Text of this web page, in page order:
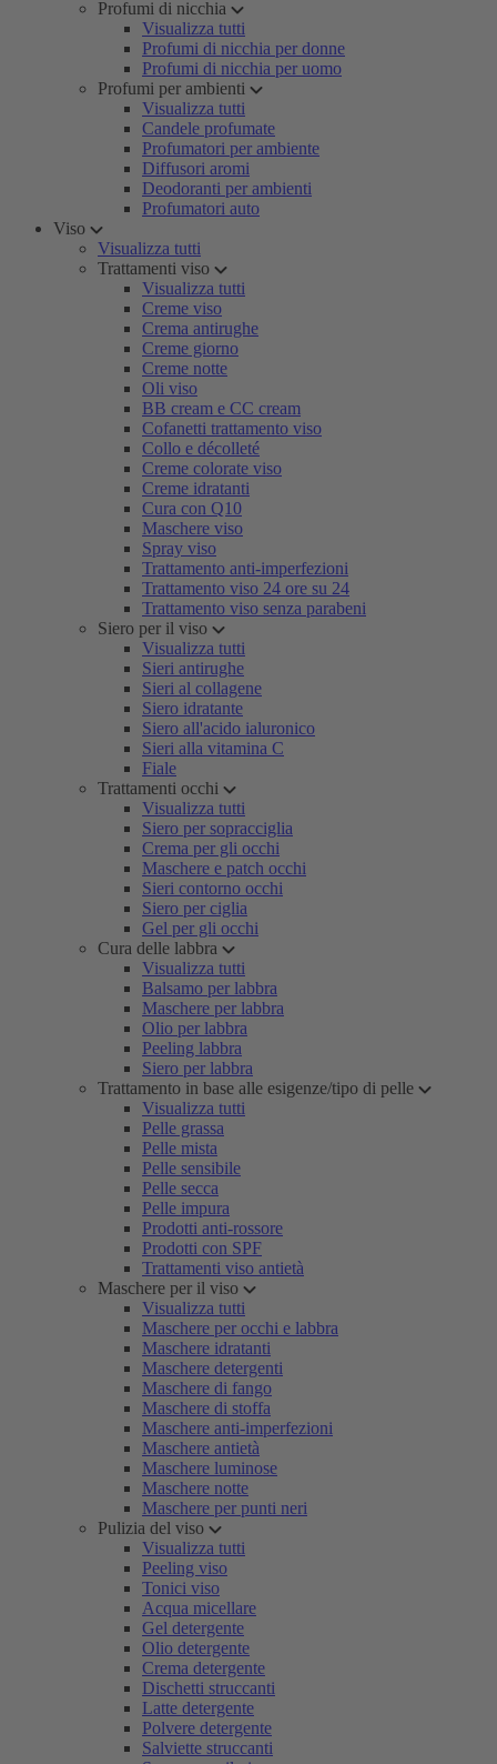
Profumi di nicchia
Visualizza tutti
Profumi di nicchia per donne
Profumi di nicchia per uomo
Profumi per ambienti
Visualizza tutti
Candele profumate
Profumatori per ambiente
Diffusori aromi
Deodoranti per ambienti
Profumatori auto
Viso
Visualizza tutti
Trattamenti viso
Visualizza tutti
Creme viso
Crema antirughe
Creme giorno
Creme notte
Oli viso
BB cream e CC cream
Cofanetti trattamento viso
Collo e décolleté
Creme colorate viso
Creme idratanti
Cura con Q10
Maschere viso
Spray viso
Trattamento anti-imperfezioni
Trattamento viso 24 ore su 24
Trattamento viso senza parabeni
Siero per il viso
Visualizza tutti
Sieri antirughe
Sieri al collagene
Siero idratante
Siero all'acido ialuronico
Sieri alla vitamina C
Fiale
Trattamenti occhi
Visualizza tutti
Siero per sopracciglia
Crema per gli occhi
Maschere e patch occhi
Sieri contorno occhi
Siero per ciglia
Gel per gli occhi
Cura delle labbra
Visualizza tutti
Balsamo per labbra
Maschere per labbra
Olio per labbra
Peeling labbra
Siero per labbra
Trattamento in base alle esigenze/tipo di pelle
Visualizza tutti
Pelle grassa
Pelle mista
Pelle sensibile
Pelle secca
Pelle impura
Prodotti anti-rossore
Prodotti con SPF
Trattamenti viso antietà
Maschere per il viso
Visualizza tutti
Maschere per occhi e labbra
Maschere idratanti
Maschere detergenti
Maschere di fango
Maschere di stoffa
Maschere anti-imperfezioni
Maschere antietà
Maschere luminose
Maschere notte
Maschere per punti neri
Pulizia del viso
Visualizza tutti
Peeling viso
Tonici viso
Acqua micellare
Gel detergente
Olio detergente
Crema detergente
Dischetti struccanti
Latte detergente
Polvere detergente
Salviette struccanti